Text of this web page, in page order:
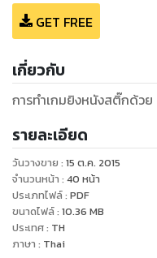
GET FREE
เกี่ยวกับ
การทำเกมยิงหนังสติ๊กด้ว
รายละเอียด
วันวางขาย : 15 ต.ค. 2015
จำนวนหน้า : 40 หน้า
ประเภทไฟล์: PDF
ขนาดไฟล์: 10.36 MB
ประเทศ: TH
ภาษา : Thai